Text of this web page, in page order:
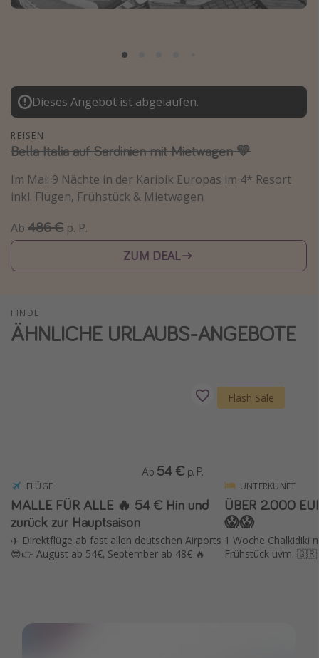
Kefalonia Urlaub
Krabi Urlaub
Tulum Urlaub
Sri Lanka Rundreise
Japan Rundreise
Reisethemen
Alle Reisethemen
Wellnessurlaub
Roadtrips
Wochenendtrip
Weitere Themen
Reise Journal
Reisepassfreie Reiseziele
Dieses Angebot ist abgelaufen.
REISEN
Bella Italia auf Sardinien mit Mietwagen 💛
Im Mai: 9 Nächte in der Karibik Europas im 4* Resort
inkl. Flügen, Frühstück & Mietwagen
Ab 486 € p. P.
ZUM DEAL
FINDE
ÄHNLICHE URLAUBS-ANGEBOTE
FLÜGE
MALLE FÜR ALLE 🔥 54 € Hin und
zurück zur Hauptsaison
✈️ Direktflüge ab fast allen deutschen Airports
😎👉 August ab 54€, September ab 48€ 🔥
Ab 54 € p. P.
Flash Sale
UNTERKUNFT
ÜBER 2.000
😱😱
1 Woche Chalkidiki
Frühstück uvm.